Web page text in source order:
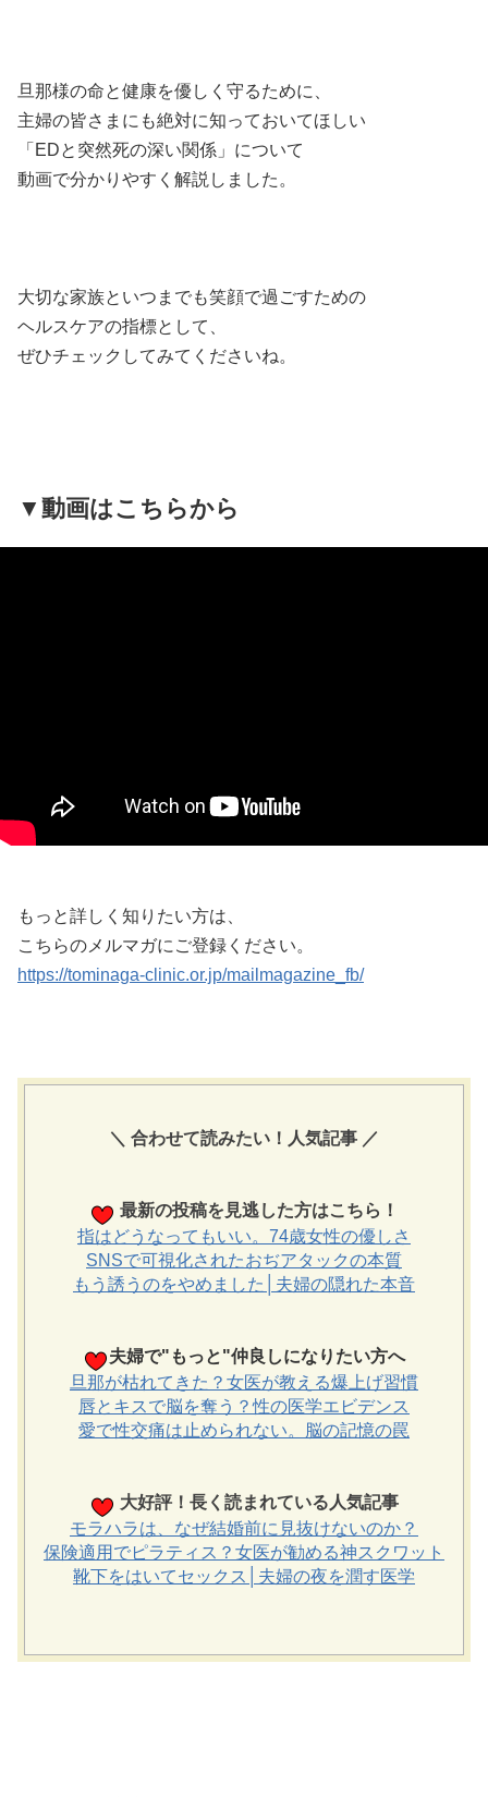
旦那様の命と健康を優しく守るために、
主婦の皆さまにも絶対に知っておいてほしい
「EDと突然死の深い関係」について
動画で分かりやすく解説しました。
大切な家族といつまでも笑顔で過ごすための
ヘルスケアの指標として、
ぜひチェックしてみてくださいね。
▼動画はこちらから
もっと詳しく知りたい方は、
こちらのメルマガにご登録ください。
https://tominaga-clinic.or.jp/mailmagazine_fb/
＼ 合わせて読みたい！人気記事 ／
最新の投稿を見逃した方はこちら！
指はどうなってもいい。74歳女性の優しさ
SNSで可視化されたおぢアタックの本質
もう誘うのをやめました│夫婦の隠れた本音
夫婦で"もっと"仲良しになりたい方へ
旦那が枯れてきた？女医が教える爆上げ習慣
唇とキスで脳を奪う？性の医学エビデンス
愛で性交痛は止められない。脳の記憶の罠
大好評！長く読まれている人気記事
モラハラは、なぜ結婚前に見抜けないのか？
保険適用でピラティス？女医が勧める神スクワット
靴下をはいてセックス│夫婦の夜を潤す医学